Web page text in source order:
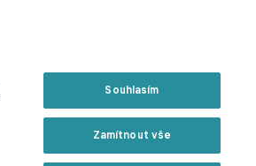
Souhlasím
Zamítnout vše